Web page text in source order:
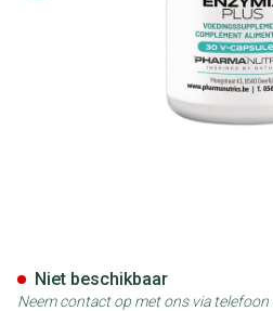
Niet beschikbaar
Neem contact op met ons via telefoon